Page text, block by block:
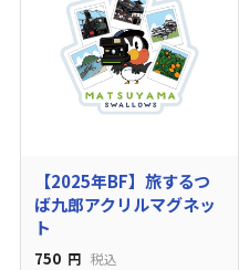
【2025年BF】旅するつ
ば九郎アクリルマグネッ
ト
750 円 税込